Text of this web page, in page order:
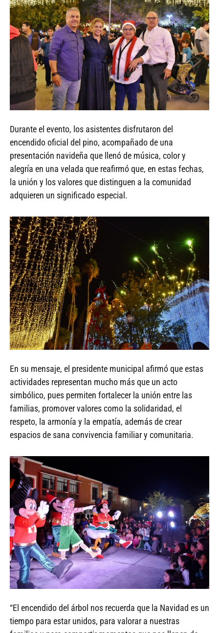
Durante el evento, los asistentes disfrutaron del
encendido oficial del pino, acompañado de una
presentación navideña que llenó de música, color y
alegría en una velada que reafirmó que, en estas fechas,
la unión y los valores que distinguen a la comunidad
adquieren un significado especial.
En su mensaje, el presidente municipal afirmó que estas
actividades representan mucho más que un acto
simbólico, pues permiten fortalecer la unión entre las
familias, promover valores como la solidaridad, el
respeto, la armonía y la empatía, además de crear
espacios de sana convivencia familiar y comunitaria.
“El encendido del árbol nos recuerda que la Navidad es un
tiempo para estar unidos, para valorar a nuestras